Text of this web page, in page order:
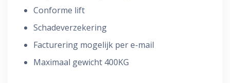
Conforme lift
Schadeverzekering
Facturering mogelijk per e-mail
Maximaal gewicht 400KG